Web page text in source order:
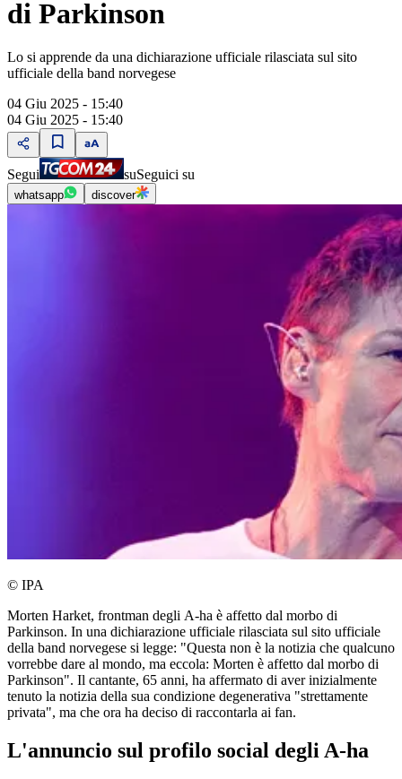
di Parkinson
Lo si apprende da una dichiarazione ufficiale rilasciata sul sito
ufficiale della band norvegese
04 Giu 2025 - 15:40
04 Giu 2025 - 15:40
Segui suSeguici su
whatsapp discover
© IPA
Morten Harket, frontman degli A-ha è affetto dal morbo di
Parkinson. In una dichiarazione ufficiale rilasciata sul sito ufficiale
della band norvegese si legge: "Questa non è la notizia che qualcuno
vorrebbe dare al mondo, ma eccola: Morten è affetto dal morbo di
Parkinson". Il cantante, 65 anni, ha affermato di aver inizialmente
tenuto la notizia della sua condizione degenerativa "strettamente
privata", ma che ora ha deciso di raccontarla ai fan.
L'annuncio sul profilo social degli A-ha